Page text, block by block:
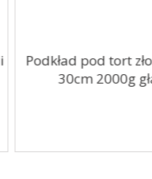
Podkład pod tort
30cm 2000g